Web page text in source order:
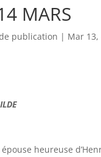
MARS
publication | Mar 13,
heureuse